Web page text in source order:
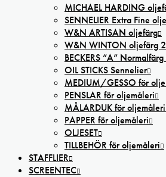
MICHAEL HARDING
SENNELIER Extra Fine
W&N ARTISAN oljefärg
W&N WINTON oljefärg
BECKERS ”A”
OIL STICKS Sennelier
MEDIUM/GESSO för
PENSLAR för oljemåleri
MÅLARDUK för oljemåleri
PAPPER för oljemåleri
OLJESET
TILLBEHÖR för oljemåleri
STAFFLIER
SCREENTEC